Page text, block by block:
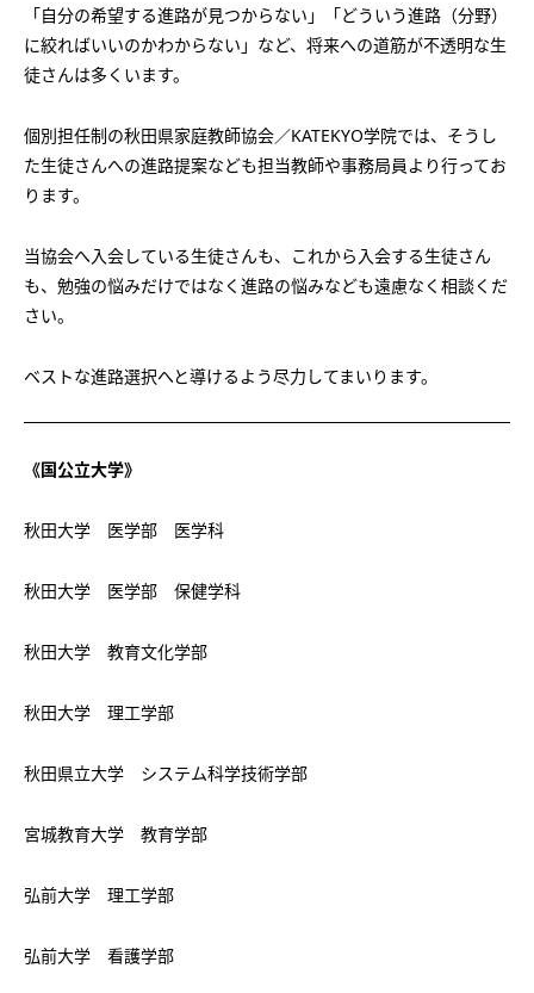
「自分の希望する進路が見つからない」「どういう進路（分野）
に絞ればいいのかわからない」など、将来への道筋が不透明な生
徒さんは多くいます。
個別担任制の秋田県家庭教師協会／KATEKYO学院では、そうし
た生徒さんへの進路提案なども担当教師や事務局員より行ってお
ります。
当協会へ入会している生徒さんも、これから入会する生徒さん
も、勉強の悩みだけではなく進路の悩みなども遠慮なく相談くだ
さい。
ベストな進路選択へと導けるよう尽力してまいります。
《国公立大学》
秋田大学 医学部 医学科
秋田大学 医学部 保健学科
秋田大学 教育文化学部
秋田大学 理工学部
秋田県立大学 システム科学技術学部
宮城教育大学 教育学部
弘前大学 理工学部
弘前大学 看護学部